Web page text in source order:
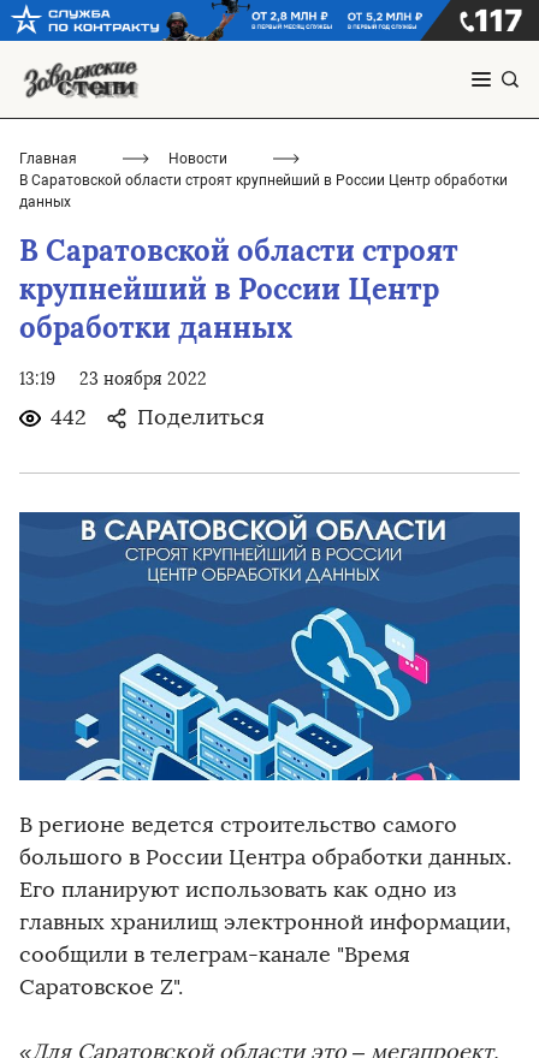
Главная
Новости
В Саратовской области строят крупнейший в России Центр обработки
данных
В Саратовской области строят
крупнейший в России Центр
обработки данных
13:19 23 ноября 2022
442 Поделиться
В регионе ведется строительство самого
большого в России Центра обработки данных.
Его планируют использовать как одно из
главных хранилищ электронной информации,
сообщили в телеграм-канале "Время
Саратовское Z".
«Для Саратовской области это – мегапроект.